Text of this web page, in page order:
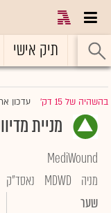
ראשי תיק אישי
בהשהיה של 15 דק' |עדכון
מניית
MediWound
מניה
MDWD נאסד"ק
שער